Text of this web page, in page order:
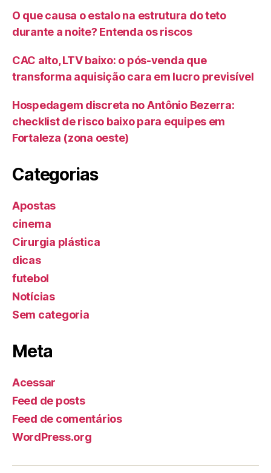
O que causa o estalo na estrutura do teto
durante a noite? Entenda os riscos
CAC alto, LTV baixo: o pós-venda que
transforma aquisição cara em lucro previsível
Hospedagem discreta no Antônio Bezerra:
checklist de risco baixo para equipes em
Fortaleza (zona oeste)
Categorias
Apostas
cinema
Cirurgia plástica
dicas
futebol
Notícias
Sem categoria
Meta
Acessar
Feed de posts
Feed de comentários
WordPress.org